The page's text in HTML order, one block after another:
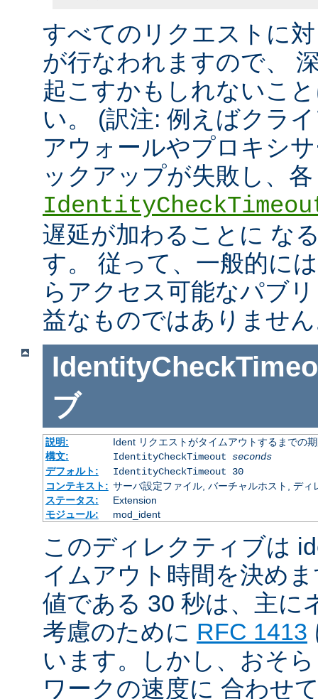
すべてのリクエストに
が行なわれますので、
起こすかもしれないこ
い。 (訳注: 例えばクラ
アウォールやプロキシ
ックアップが失敗し、
遅延が加わることに な
す。 従って、一般的に
らアクセス可能なパブ
益なものではありませ
ブ
説明:
Ident リクエストがタイムアウトするまでの
構文:
IdentityCheckTimeout seconds
デフォルト:
IdentityCheckTimeout 30
コンテキスト: サーバ設定ファイル, バーチャルホスト, ディ
ステータス:
Extension
モジュール:
mod_ident
このディレクティブは
イムアウト時間を決め
値である 30 秒は、主に
考慮のために RFC 1413
います。しかし、おそ
ワークの速度に 合わせ